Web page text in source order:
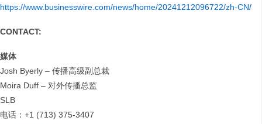
https://www.businesswire.com/news/home/20241212096722/zh-CN/
CONTACT:
媒体
Josh Byerly – 传播高级副总裁
Moira Duff – 对外传播总监
SLB
电话：+1 (713) 375-3407